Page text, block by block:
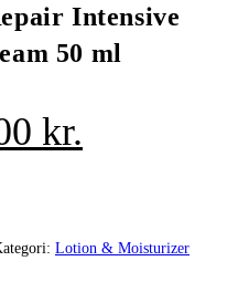
Intensive
50 ml
kr.
er:
Lotion & Moisturizer